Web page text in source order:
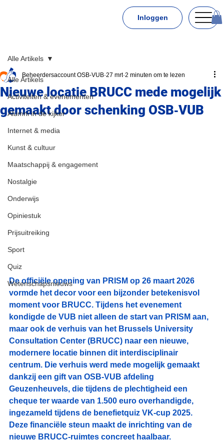
Inloggen
Alle Artikels
Activiteiten & evenementen
Alumni in de kijker
Internet & media
Kunst & cultuur
Maatschappij & engagement
Nostalgie
Onderwijs
Opiniestuk
Prijsuitreiking
Sport
Quiz
Wetenschapsnieuws
Alle Artikels
Nieuwe locatie BRUCC mede mogelijk
gemaakt door schenking OSB‑VUB
Beheerdersaccount OSB-VUB 27 mrt 2 minuten om te lezen
De officiële opening van PRISM op 26 maart 2026
vormde het decor voor een bijzonder betekenisvol
moment voor BRUCC. Tijdens het evenement
kondigde de VUB niet alleen de start van PRISM aan,
maar ook de verhuis van het Brussels University
Consultation Center (BRUCC) naar een nieuwe,
modernere locatie binnen dit interdisciplinair
centrum. Die verhuis werd mede mogelijk gemaakt
dankzij een gift van OSB‑VUB afdeling
Geuzenheuvels, die tijdens de plechtigheid een
cheque ter waarde van 1.500 euro overhandigde,
ingezameld tijdens de benefietquiz VK‑cup 2025.
Deze financiële steun maakt de inrichting van de
nieuwe BRUCC‑ruimtes concreet haalbaar.